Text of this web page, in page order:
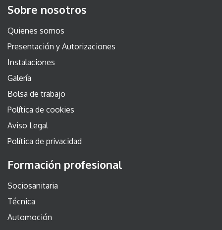
Sobre nosotros
Quienes somos
Presentación y Autorizaciones
Instalaciones
Galería
Bolsa de trabajo
Política de cookies
Aviso Legal
Política de privacidad
Formación profesional
Sociosanitaria
Técnica
Automoción